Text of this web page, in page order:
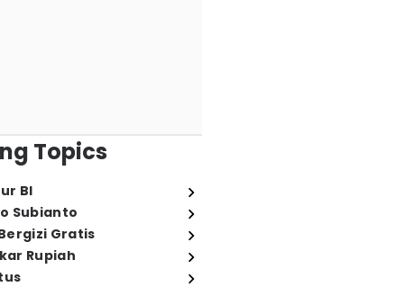
Topics
BI
Subianto
Gratis
Rupiah